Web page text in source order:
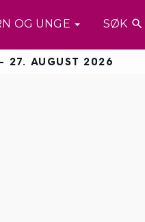
OG UNGE SØK 
27. AUGUST 2026